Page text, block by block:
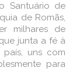
Santuário de
de Romãs,
milhares de
junta a fé à
uns com
para